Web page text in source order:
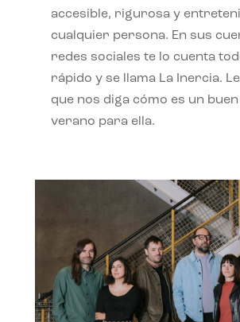
accesible, rigurosa y
cualquier persona. En sus
redes sociales te lo cuenta
rápido y se llama La Inercia.
que nos diga cómo es un
verano para ella.